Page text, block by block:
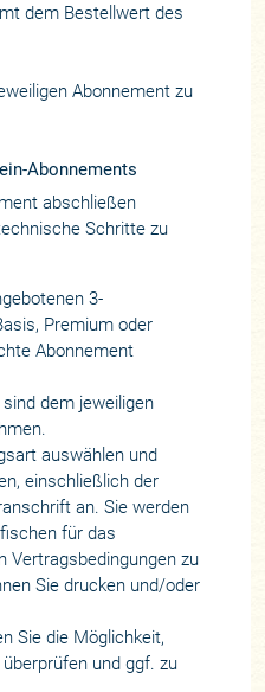
dem Bestellwert des
Abonnement zu
Abonnements
abschließen
Schritte zu
3-
Premium oder
Abonnement
dem jeweiligen
auswählen und
einschließlich der
an. Sie werden
für das
Vertragsbedingungen zu
Sie drucken und/oder
Sie die Möglichkeit,
und ggf. zu